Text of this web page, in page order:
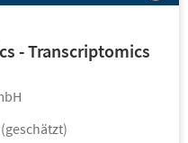
- Transcriptomics